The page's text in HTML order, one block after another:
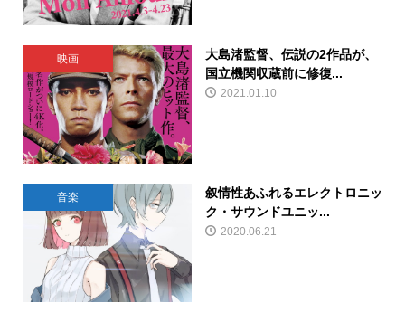
映画
大島渚監督、伝説の2作品が、
国立機関収蔵前に修復...
2021.01.10
音楽
叙情性あふれるエレクトロニッ
ク・サウンドユニッ...
2020.06.21